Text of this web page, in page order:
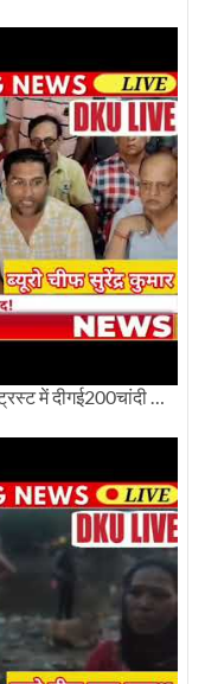
अयोध्या:राजू मनवानी ने सिंधी समाजद्वारा मंदिर ट्रस्ट में दीगई200चांदी की ईंटों पर सवाल का किया विरोध